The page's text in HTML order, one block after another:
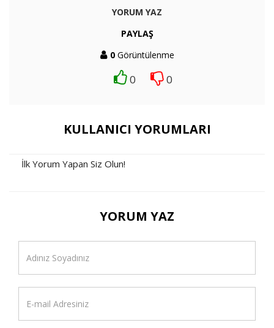
YORUM YAZ
PAYLAŞ
0Görüntülenme
0 0
KULLANICI YORUMLARI
İlk Yorum Yapan Siz Olun!
YORUM YAZ